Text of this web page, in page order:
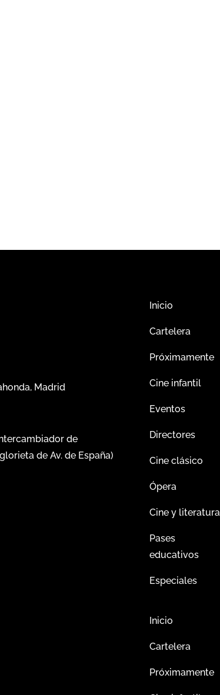
Madrid
de
de Av. de España)
Inicio
Cartelera
Próximamente
Cine infantil
Eventos
Directores
Cine clásico
Ópera
Cine y literatura
Pases
educativos
Especiales
Inicio
Cartelera
Próximamente